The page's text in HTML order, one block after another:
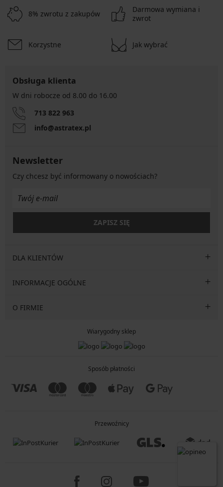
8% zwrotu z zakupów
Darmowa wymiana i
zwrot
Korzystne Jak wybrać
Obsługa klienta
W dni robocze od 8.00 do 16.00
713 822 963
info@astratex.pl
Newsletter
Czy chcesz być informowany o nowościach?
ZAPISZ SIĘ
DLA KLIENTÓW
INFORMACJE OGÓLNE
O FIRMIE
Wiarygodny sklep
Sposób płatności
Przewoźnicy